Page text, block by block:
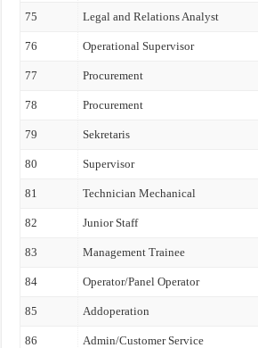
75 Legal and Relations Analyst
76 Operational Supervisor
77 Procurement
78 Procurement
79 Sekretaris
80 Supervisor
81 Technician Mechanical
82 Junior Staff
83 Management Trainee
84 Operator/Panel Operator
85 Addoperation
86 Admin/Customer Service